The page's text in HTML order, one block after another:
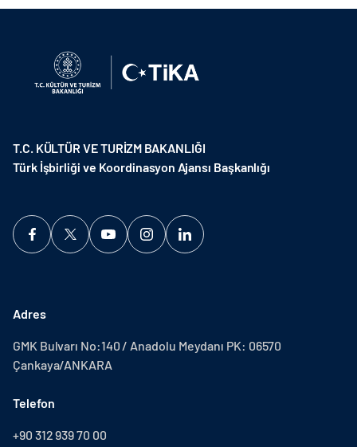
T.C. KÜLTÜR VE TURİZM BAKANLIĞI
Türk İşbirliği ve Koordinasyon Ajansı Başkanlığı
Adres
GMK Bulvarı No:140 / Anadolu Meydanı PK: 06570
Çankaya/ANKARA
Telefon
+90 312 939 70 00